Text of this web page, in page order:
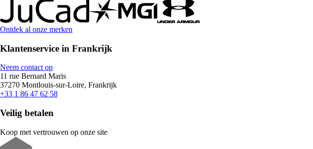
Ontdek al onze merken
Klantenservice in Frankrijk
Neem contact op
11 rue Bernard Maris
37270 Montlouis-sur-Loire, Frankrijk
+33 1 86 47 62 58
Veilig betalen
Koop met vertrouwen op onze site